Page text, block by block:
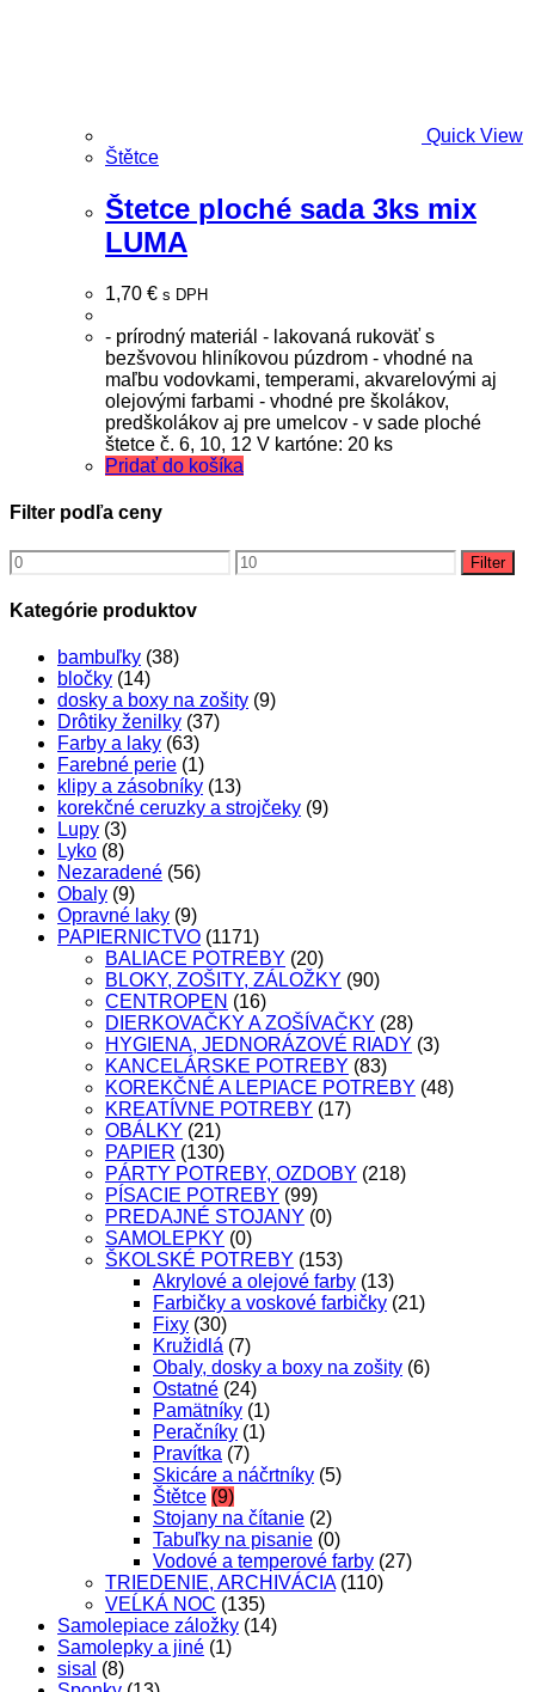
Quick View
Štětce
Štetce ploché sada 3ks mix
LUMA
1,70 € s DPH
- prírodný materiál - lakovaná rukoväť s
bezšvovou hliníkovou púzdrom - vhodné na
maľbu vodovkami, temperami, akvarelovými aj
olejovými farbami - vhodné pre školákov,
predškolákov aj pre umelcov - v sade ploché
štetce č. 6, 10, 12 V kartóne: 20 ks
Pridať do košíka
Filter podľa ceny
Minimálna
cena
Maximálna
cena
Filter
Kategórie produktov
bambuľky (38)
bločky (14)
dosky a boxy na zošity (9)
Drôtiky ženilky (37)
Farby a laky (63)
Farebné perie (1)
klipy a zásobníky (13)
korekčné ceruzky a strojčeky (9)
Lupy (3)
Lyko (8)
Nezaradené (56)
Obaly (9)
Opravné laky (9)
PAPIERNICTVO (1171)
BALIACE POTREBY (20)
BLOKY, ZOŠITY, ZÁLOŽKY (90)
CENTROPEN (16)
DIERKOVAČKY A ZOŠÍVAČKY (28)
HYGIENA, JEDNORÁZOVÉ RIADY (3)
KANCELÁRSKE POTREBY (83)
KOREKČNÉ A LEPIACE POTREBY (48)
KREATÍVNE POTREBY (17)
OBÁLKY (21)
PAPIER (130)
PÁRTY POTREBY, OZDOBY (218)
PÍSACIE POTREBY (99)
PREDAJNÉ STOJANY (0)
SAMOLEPKY (0)
ŠKOLSKÉ POTREBY (153)
Akrylové a olejové farby (13)
Farbičky a voskové farbičky (21)
Fixy (30)
Kružidlá (7)
Obaly, dosky a boxy na zošity (6)
Ostatné (24)
Pamätníky (1)
Peračníky (1)
Pravítka (7)
Skicáre a náčrtníky (5)
Štětce (9)
Stojany na čítanie (2)
Tabuľky na pisanie (0)
Vodové a temperové farby (27)
TRIEDENIE, ARCHIVÁCIA (110)
VEĹKÁ NOC (135)
Samolepiace záložky (14)
Samolepky a jiné (1)
sisal (8)